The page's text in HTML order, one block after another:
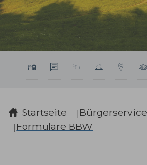
Startseite
Bürgerservice
Formulare BBW